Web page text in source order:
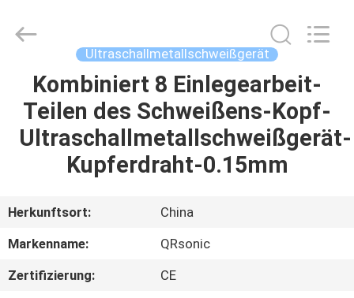
HEIM
PRODUKTE
UNS
Co.,Ltd.
Ultraschallmetallschweißgerät
Kombiniert 8 Einlegearbeit-
Teilen des Schweißens-Kopf-
Ultraschallmetallschweißgerät-
Kupferdraht-0.15mm
Herkunftsort:
China
Markenname:
QRsonic
Zertifizierung:
CE